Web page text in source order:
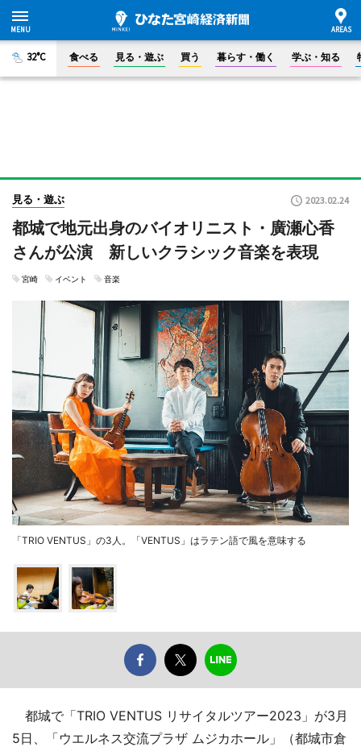
32°C 食べる 見る・遊ぶ 買う 暮らす・働く 学ぶ・知る
見る・遊ぶ 2023.02.24
都城で地元出身のバイオリニスト・廣瀬心香
さんが公演 新しいクラシック音楽を表現
宮崎 イベント 音楽
「TRIO VENTUS」の3人。「VENTUS」はラテン語で風を意味する
都城で「TRIO VENTUS リサイタルツアー2023」が3月
5日、「ウエルネス交流プラザ ムジカホール」（都城市倉